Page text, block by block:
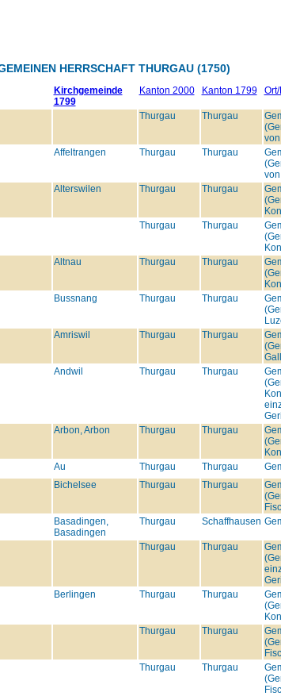
HERRSCHAFT THURGAU (1750)
Kirchgemeinde
1799
Kanton 2000 Kanton 1799
Thurgau Thurgau
Affeltrangen Thurgau Thurgau
Alterswilen Thurgau Thurgau
Thurgau Thurgau
Altnau Thurgau Thurgau
Bussnang Thurgau Thurgau
Amriswil Thurgau Thurgau
Andwil Thurgau Thurgau
Arbon, Arbon Thurgau Thurgau
Au Thurgau Thurgau
Bichelsee Thurgau Thurgau
Basadingen,
Basadingen
Thurgau Schaffhausen
Thurgau Thurgau
Berlingen Thurgau Thurgau
Thurgau Thurgau
Thurgau Thurgau